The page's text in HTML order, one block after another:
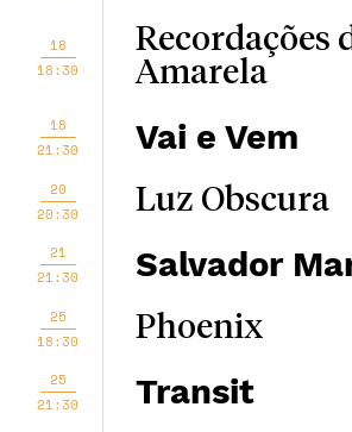
18
18:30
Recordações
Amarela
18
21:30
Vai e Vem
20
20:30
Luz Obscura
21
21:30
Salvador
25
18:30
Phoenix
25
21:30
Transit